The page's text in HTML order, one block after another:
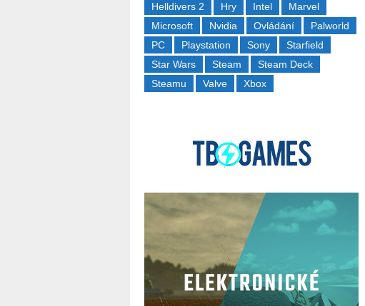
Helldivers 2
Hry Intel
Marvel
Microsoft
Nvidia Ovládání
Palworld
PC
Playstation Sony
Starfield
Star Wars
Steam
Steam Deck
Steamu
Valve Xbox